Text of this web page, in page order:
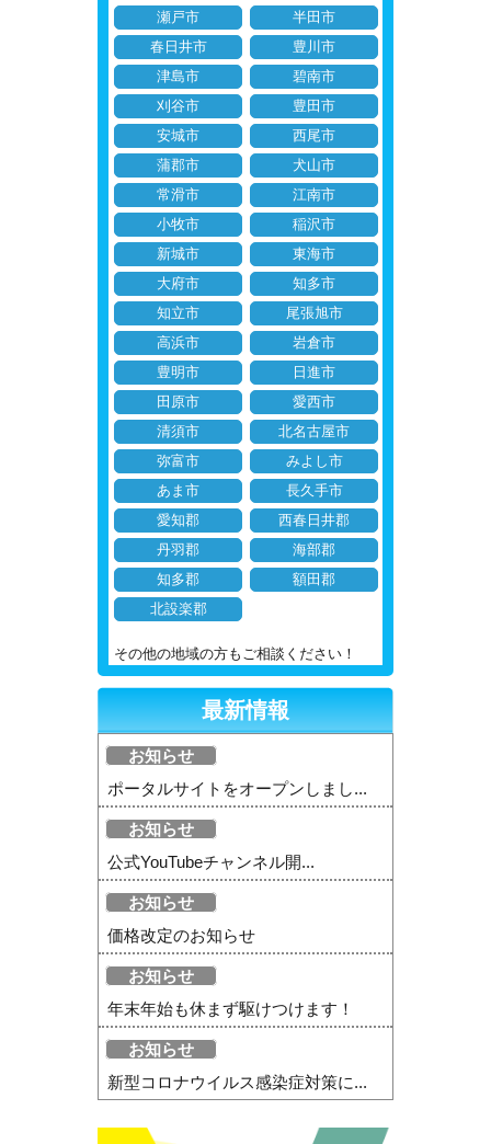
瀬戸市
半田市
春日井市
豊川市
津島市
碧南市
刈谷市
豊田市
安城市
西尾市
蒲郡市
犬山市
常滑市
江南市
小牧市
稲沢市
新城市
東海市
大府市
知多市
知立市
尾張旭市
高浜市
岩倉市
豊明市
日進市
田原市
愛西市
清須市
北名古屋市
弥富市
みよし市
あま市
長久手市
愛知郡
西春日井郡
丹羽郡
海部郡
知多郡
額田郡
北設楽郡
その他の地域の方もご相談ください！
最新情報
お知らせ
ポータルサイトをオープンしまし...
お知らせ
公式YouTubeチャンネル開...
お知らせ
価格改定のお知らせ
お知らせ
年末年始も休まず駆けつけます！
お知らせ
新型コロナウイルス感染症対策に...